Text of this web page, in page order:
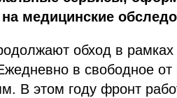
медицинские
обход в
в свободное от
В этом году фронт